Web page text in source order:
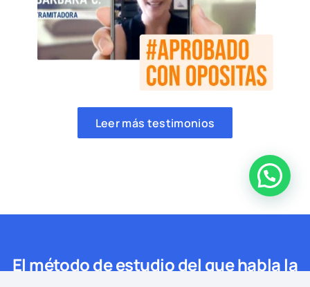
Leer más testimonios
El método de estudio del que habla la